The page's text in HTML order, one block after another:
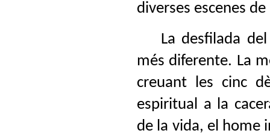
diverses escenes
La desfilada del
més diferente. La
creuant les cinc
espiritual a la
de la vida, el home